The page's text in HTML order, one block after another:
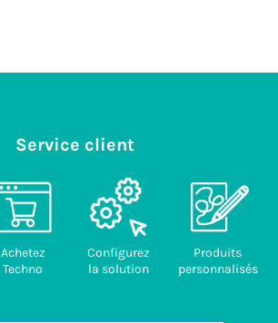
Service client
Achetez
Techno
Configurez
la solution
Produits
personnalisés